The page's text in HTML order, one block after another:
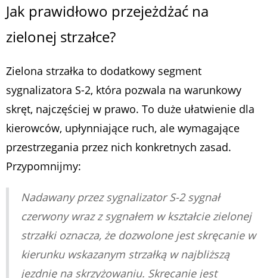
Jak prawidłowo przejeżdżać na
zielonej strzałce?
Zielona strzałka to dodatkowy segment
sygnalizatora S-2, która pozwala na warunkowy
skręt, najczęściej w prawo. To duże ułatwienie dla
kierowców, upłynniające ruch, ale wymagające
przestrzegania przez nich konkretnych zasad.
Przypomnijmy:
Nadawany przez sygnalizator S-2 sygnał
czerwony wraz z sygnałem w kształcie zielonej
strzałki oznacza, że dozwolone jest skręcanie w
kierunku wskazanym strzałką w najbliższą
jezdnię na skrzyżowaniu. Skręcanie jest